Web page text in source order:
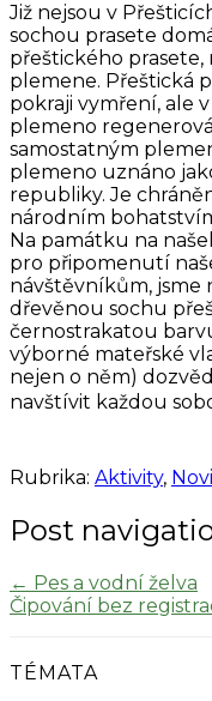
Již nejsou v
sochou prasete
přeštického
plemene. Přeštická
pokraji vymření, ale
plemeno
samostatným
plemeno uznáno
republiky. Je
národním
Na památku na
pro připomenutí
návštěvníkům, jsme
dřevěnou sochu
černostrakatou
výborné mateřské
nejen o něm)
navštívit každou
Rubrika: Aktivity,
Post
← Pes a vodní želva
Čipování bez
TÉMATA